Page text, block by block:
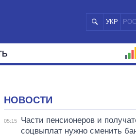
УКР РОС
НОВОСТИ
05:15
Части пенсионеров и
соцвыплат нужно сменить